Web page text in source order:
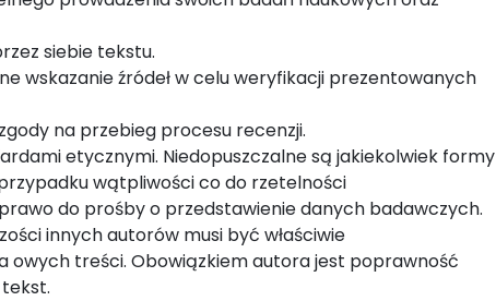
siebie tekstu.
wskazanie źródeł w celu weryfikacji prezentowanych
na przebieg procesu recenzji.
etycznymi. Niedopuszczalne są jakiekolwiek formy
wątpliwości co do rzetelności
do prośby o przedstawienie danych badawczych.
innych autorów musi być właściwie
owych treści. Obowiązkiem autora jest poprawność